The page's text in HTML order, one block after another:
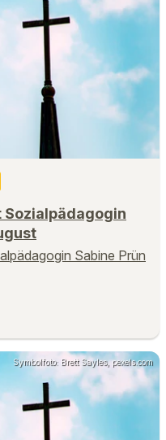
Sozialpädagogin
Sabine Prün
Symbolfoto: Brett Sayles, pexels.com